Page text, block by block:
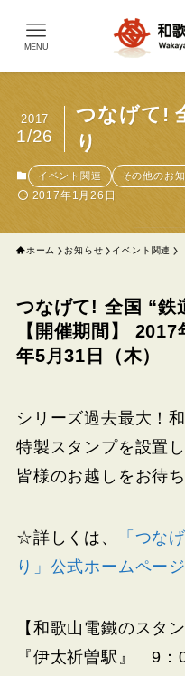
MENU
つなげて!
り
2017
1/26
イベント関連 その他のお
2017年1月26日
ホーム お知らせ イベント関連
つなげて! 全国 “鉄
【開催期間】
年5月31日（木）
シリーズ過去最大！
特製スタンプを設置
皆様のお越しをお待
☆詳しくは、
「つな
り」公式ホームページ
【和歌山電鐵のスタ
『伊太祈曽駅』 9：